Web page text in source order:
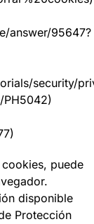
answer/95647?
security/
puede
disponible
Protección